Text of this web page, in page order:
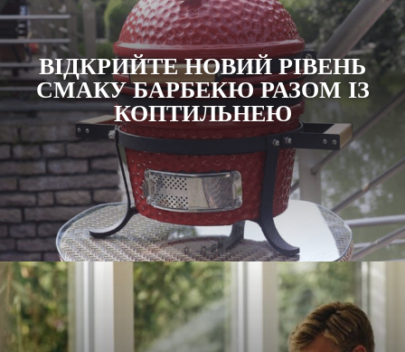
ВІДКРИЙТЕ НОВИЙ РІВЕНЬ
СМАКУ БАРБЕКЮ РАЗОМ ІЗ
КОПТИЛЬНЕЮ